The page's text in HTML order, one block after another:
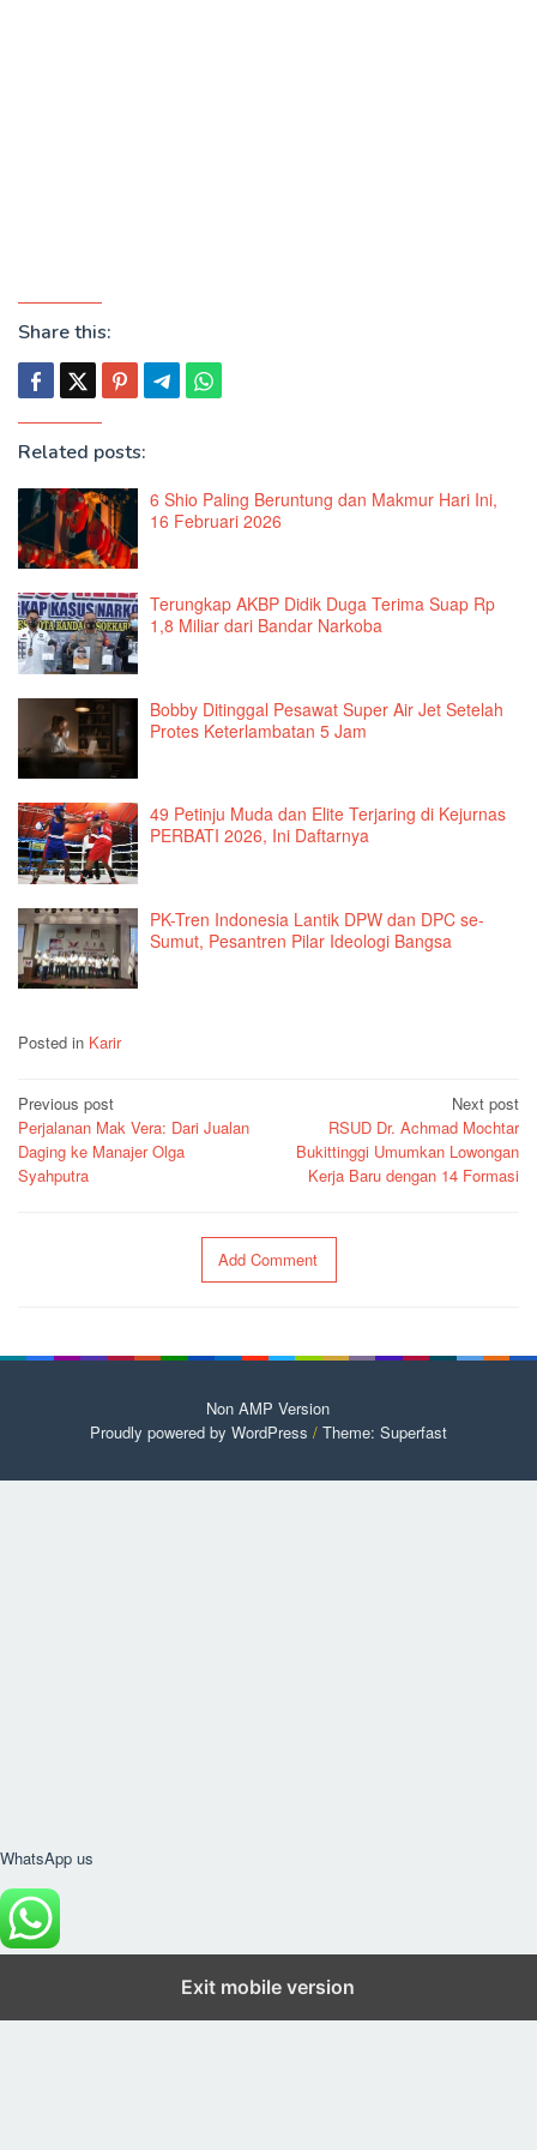
Share this:
Related posts:
6 Shio Paling Beruntung dan Makmur Hari Ini,
16 Februari 2026
Terungkap AKBP Didik Duga Terima Suap Rp
1,8 Miliar dari Bandar Narkoba
Bobby Ditinggal Pesawat Super Air Jet Setelah
Protes Keterlambatan 5 Jam
49 Petinju Muda dan Elite Terjaring di Kejurnas
PERBATI 2026, Ini Daftarnya
PK-Tren Indonesia Lantik DPW dan DPC se-
Sumut, Pesantren Pilar Ideologi Bangsa
Posted in Karir
Post
navigation
Previous post
Perjalanan Mak Vera: Dari Jualan
Daging ke Manajer Olga
Syahputra
Next post
RSUD Dr. Achmad Mochtar
Bukittinggi Umumkan Lowongan
Kerja Baru dengan 14 Formasi
Add Comment
Non AMP Version
Proudly powered by WordPress / Theme: Superfast
WhatsApp us
Exit mobile version